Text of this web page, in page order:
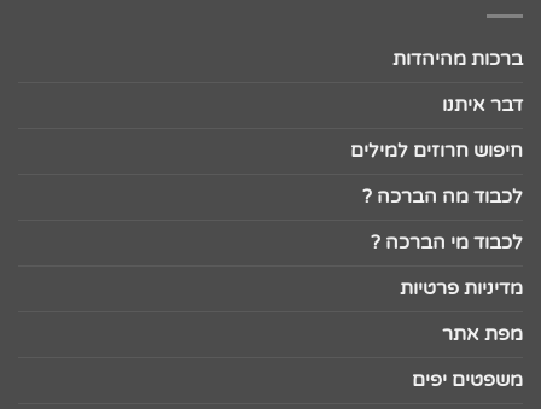
ברכות מהיהדות
דבר איתנו
חיפוש חרוזים למילים
לכבוד מה הברכה ?
לכבוד מי הברכה ?
מדיניות פרטיות
מפת אתר
משפטים יפים